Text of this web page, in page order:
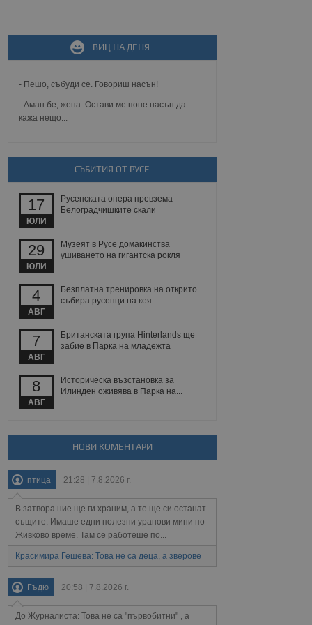
ВИЦ НА ДЕНЯ
- Пешо, събуди се. Говориш насън!
- Аман бе, жена. Остави ме поне насън да
кажа нещо...
СЪБИТИЯ ОТ РУСЕ
17
ЮЛИ
Русенската опера превзема
Белоградчишките скали
29
ЮЛИ
Музеят в Русе домакинства
ушиването на гигантска рокля
4
АВГ
Безплатна тренировка на открито
събира русенци на кея
7
АВГ
Британската група Hinterlands ще
забие в Парка на младежта
8
АВГ
Историческа възстановка за
Илинден оживява в Парка на...
НОВИ КОМЕНТАРИ
птица 21:28 | 7.8.2026 г.
В затвора ние ще ги храним, а те ще си останат
същите. Имаше едни полезни уранови мини по
Живково време. Там се работеше по...
Красимира Гешева: Това не са деца, а зверове
Гъдю 20:58 | 7.8.2026 г.
До Журналиста: Това не са "първобитни" , а
неразрешеното
известно като
Той не съдържа
за тяхното
за съгласието
политики и
уебсайт.
на
бисквитките,
и
и предоставя
използва
потребител може
поведение и
на сайта. Тя
с
взаимодействия
и потребителския
събиране на данни
за
се
на тестване.
данни,
били заредени.
опит.
за потребителското
за да се
на прегледи на
на
тя може
новата или
на сайта. Тя
която е
на социалните
Описание